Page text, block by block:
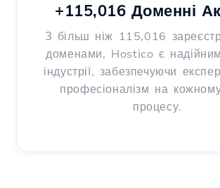
+115,016 Доменні
З більш ніж 115,016
доменами, Hostico є
індустрії, забезпечуючи
професіоналізм на
процесу.